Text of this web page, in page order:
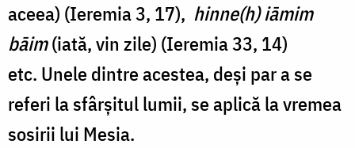
aceea) (Ieremia 3, 17), hinne(h) iāmim
bāim(iată, vin zile) (Ieremia 33, 14)
etc. Unele dintre acestea, deşi par a se
referi la sfârşitul lumii, se aplică la vremea
sosirii lui Mesia.